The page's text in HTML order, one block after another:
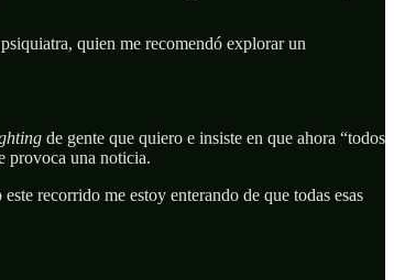
quien me recomendó explorar un
de gente que quiero e insiste en que ahora “todos
provoca una noticia.
recorrido me estoy enterando de que todas esas